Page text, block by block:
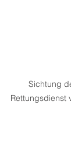
Sichtung
Rettungsdienst